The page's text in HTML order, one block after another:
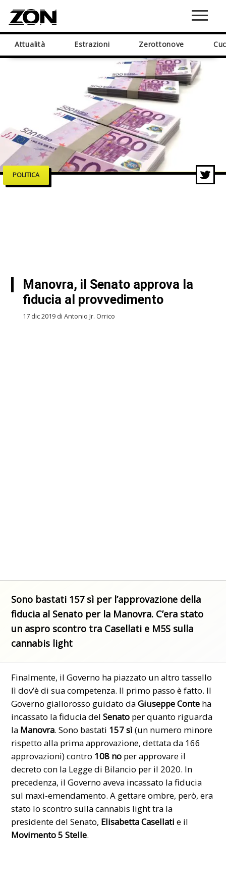
Attualità Estrazioni Zerottonove
POLITICA
Manovra, il Senato approva la
fiducia al provvedimento
17 dic 2019 di Antonio Jr. Orrico
Sono bastati 157 sì per l’approvazione della
fiducia al Senato per la Manovra. C’era stato
un aspro scontro tra Casellati e M5S sulla
cannabis light
Finalmente, il Governo ha piazzato un altro tassello
lì dov’è di sua competenza. Il primo passo è fatto. Il
Governo giallorosso guidato daGiuseppe Conte ha
incassato la fiducia delSenato per quanto riguarda
la Manovra. Sono bastati 157 sì(un numero minore
rispetto alla prima approvazione, dettata da 166
approvazioni) contro 108 no per approvare il
decreto con la Legge di Bilancio per il 2020. In
precedenza, il Governo aveva incassato la fiducia
sul maxi-emendamento. A gettare ombre, però, era
stato lo scontro sulla cannabis light tra la
presidente del Senato, Elisabetta Casellati e il
Movimento 5 Stelle.